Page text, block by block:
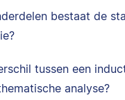
bestaat de
tussen een
analyse?